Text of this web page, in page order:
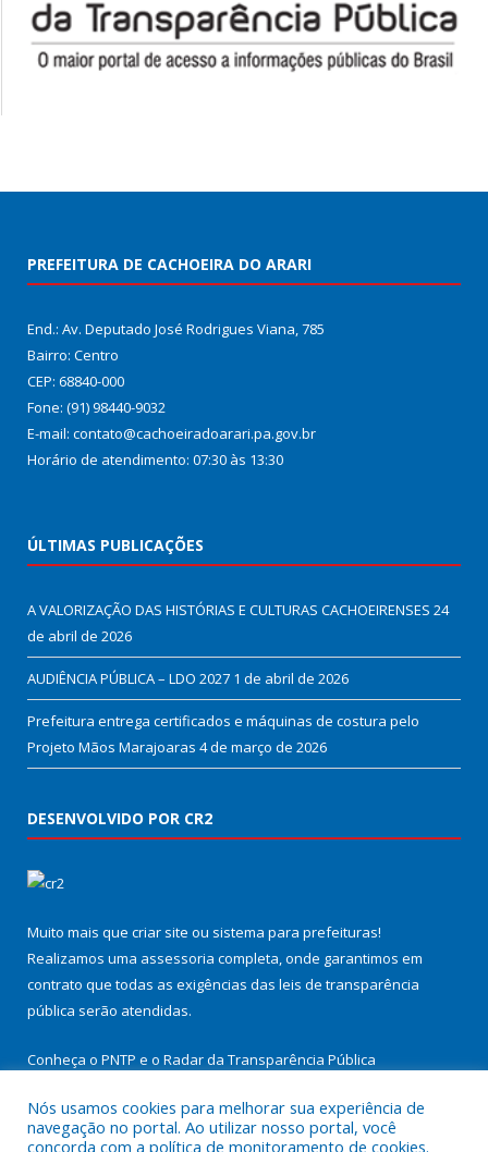
PREFEITURA DE CACHOEIRA DO ARARI
End.: Av. Deputado José Rodrigues Viana, 785
Bairro: Centro
CEP: 68840-000
Fone: (91) 98440-9032
E-mail: contato@cachoeiradoarari.pa.gov.br
Horário de atendimento: 07:30 às 13:30
ÚLTIMAS PUBLICAÇÕES
A VALORIZAÇÃO DAS HISTÓRIAS E CULTURAS CACHOEIRENSES 24
de abril de 2026
AUDIÊNCIA PÚBLICA – LDO 2027 1 de abril de 2026
Prefeitura entrega certificados e máquinas de costura pelo
Projeto Mãos Marajoaras 4 de março de 2026
DESENVOLVIDO POR CR2
Muito mais que criar site ou sistema para prefeituras!
Realizamos uma assessoria completa, onde garantimos em
contrato que todas as exigências das leis de transparência
pública serão atendidas.
Conheça o PNTP e o Radar da Transparência Pública
Nós usamos cookies para melhorar sua experiência de
navegação no portal. Ao utilizar nosso portal, você
concorda com a política de monitoramento de cookies.